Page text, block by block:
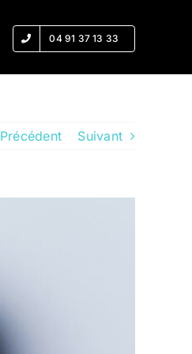
04 91 37 13 33
Précédent Suivant